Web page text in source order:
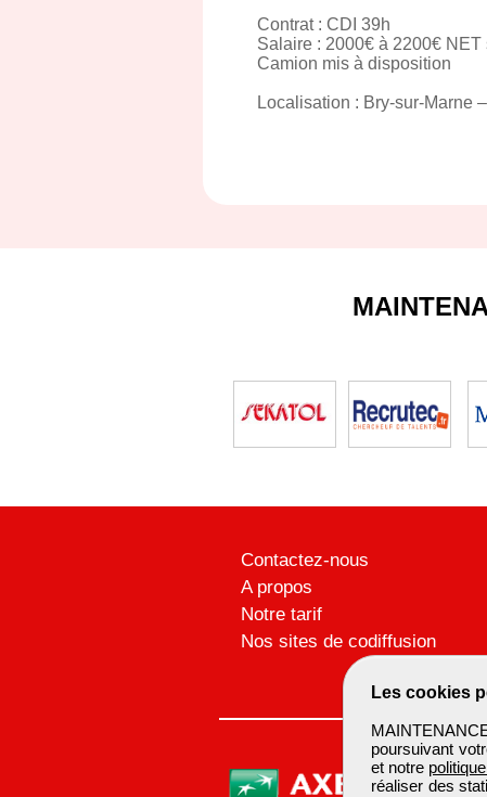
Contrat : CDI 39h
Salaire : 2000€ à 2200€
Camion mis à disposition
Localisation : Bry-sur-Marne
Les cookies
poursuivant
et notre
réaliser des
Contactez-nous
A propos
Notre tarif
Nos sites de codiffusion